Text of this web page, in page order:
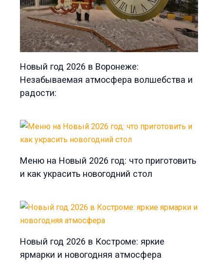
Новый год 2026 в Воронеже:
Незабываемая атмосфера волшебства и
радости:
Меню на Новый 2026 год: что приготовить
и как украсить новогодний стол
Новый год 2026 в Костроме: яркие
ярмарки и новогодняя атмосфера